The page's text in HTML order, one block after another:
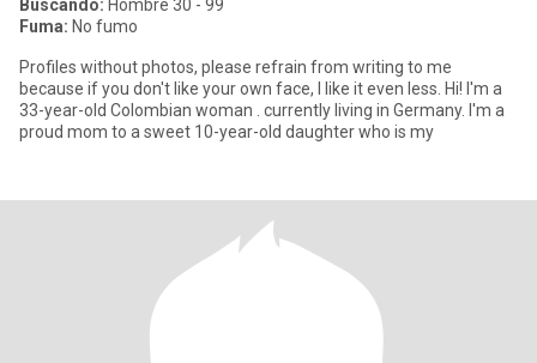
Buscando: Hombre 30 - 99
Fuma: No fumo
Profiles without photos, please refrain from writing to me
because if you don't like your own face, I like it even less. Hi! I'm a
33-year-old Colombian woman . currently living in Germany. I'm a
proud mom to a sweet 10-year-old daughter who is my